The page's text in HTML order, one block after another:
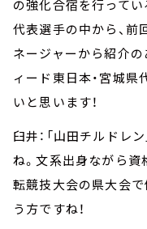
の強化合宿を行って
代表選手の中から、前
ネージャーから紹介の
ィード東日本・宮城県
いと思います！
臼井：「山田チルドレ
ね。文系出身ながら資
転競技大会の県大会
う方ですね！